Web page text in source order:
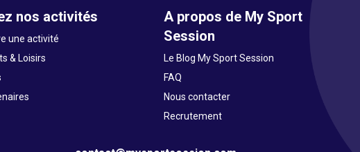
nos activités
une activité
& Loisirs
A propos de My Sport
Session
Le Blog My Sport Session
FAQ
Nous contacter
Recrutement